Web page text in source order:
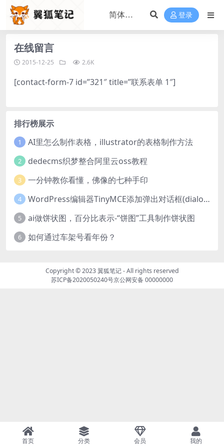
登录
在线留言
2015-12-25 2.6K
[contact-form-7 id=”321″ title=”联系表单 1″]
排行榜展示
1 AI里怎么制作表格，illustrator的表格制作方法
2 dedecms织梦整合阿里云oss教程
3 一分钟教你看懂，佛像的七种手印
4 WordPress编辑器TinyMCE添加弹出对话框(dialog)按钮的方法
5 ai做饼状图，百分比表示-“饼图”工具制作饼状图
6 如何通过车架号看年份？
Copyright © 2023翼狐笔记- All rights reserved
苏ICP备2020050240号京公网安备 00000000
首页 分类 会员 我的